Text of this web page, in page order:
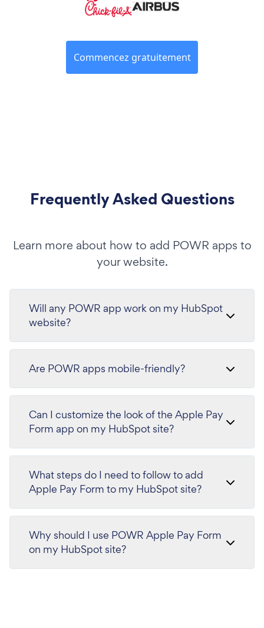
Commencez gratuitement
Frequently Asked Questions
Learn more about how to add POWR apps to
your website.
Will any POWR app work on my HubSpot
website?
Are POWR apps mobile-friendly?
Can I customize the look of the Apple Pay
Form app on my HubSpot site?
What steps do I need to follow to add
Apple Pay Form to my HubSpot site?
Why should I use POWR Apple Pay Form
on my HubSpot site?